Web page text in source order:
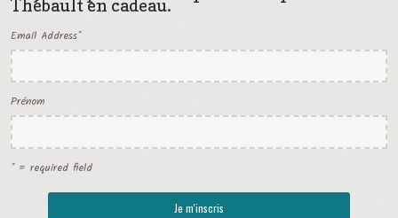
Thébault en cadeau.
Email Address*
Prénom
* = required field